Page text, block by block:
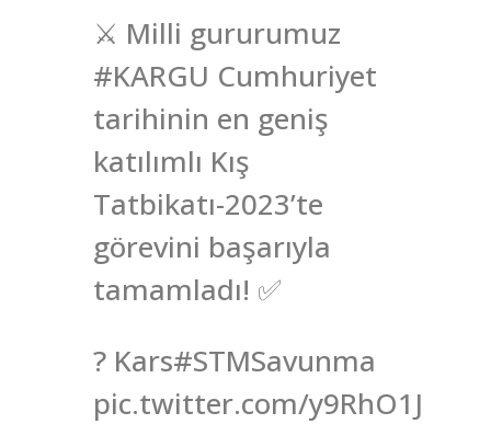
⚔️ Milli gururumuz
#KARGU Cumhuriyet
tarihinin en geniş
katılımlı Kış
Tatbikatı-2023’te
görevini başarıyla
tamamladı! ✅
? Kars#STMSavunma
pic.twitter.com/y9RhO1J